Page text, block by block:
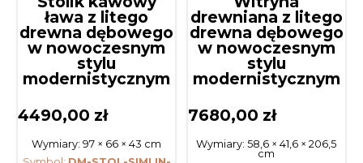
ława z litego
drewna dębowego
w nowoczesnym
stylu
modernistycznym
4490,00 zł
Wymiary:97 × 66 × 43 cm
drewniana z litego
drewna dębowego
w nowoczesnym
stylu
modernistycznym
7680,00 zł
Wymiary:58,6 × 41,6 × 206,5
cm